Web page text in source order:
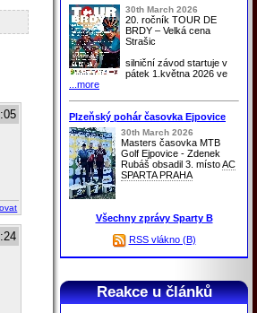
30th March 2026
20. ročník TOUR DE
BRDY – Velká cena
Strašic
silniční závod startuje v
pátek 1.května 2026 ve
...more
Plzeňský pohár časovka Ejpovice
30th March 2026
Masters časovka MTB
Golf Ejpovice - Zdenek
Rubáš obsadil 3. místoAC
SPARTA PRAHA
Všechny zprávy Sparty B
RSS vlákno (B)
Reakce u článků